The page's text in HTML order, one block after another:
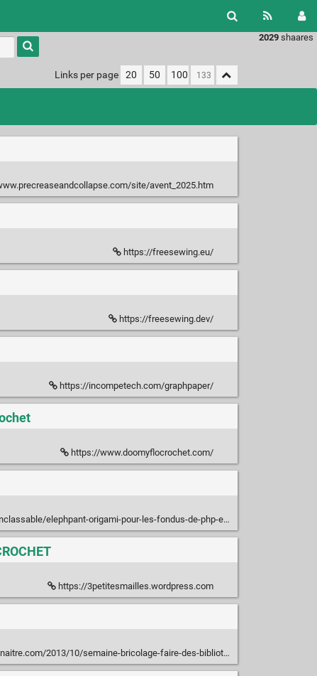
2029 shaares
Type 1 or
more
charactersLinks per page 20 50 100
site/avent_2025.htm
https://freesewing.eu/
https://freesewing.dev/
https://incompetech.com/graphpaper/
https://www.doomyflocrochet.com/
elephpant-origami-pour-les-fondus-de-php-et-dorigami-3695/
https://3petitesmailles.wordpress.com
2013/10/semaine-bricolage-faire-des-bibliotheques-sur-mesure-soi-meme/